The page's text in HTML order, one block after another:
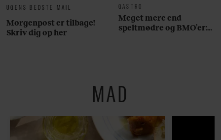
UGENS BEDSTE MAIL
Morgenpost er tilbage!
Skriv dig op her
GASTRO
Meget mere end
speltmødre og BMO’er:
MAD